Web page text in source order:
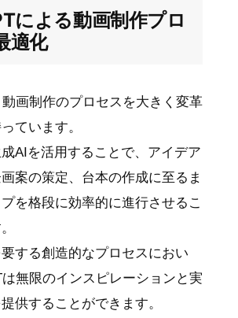
による動画制作プロ
適化
画制作のプロセスを大きく変革
ています。
AIを活用することで、アイデア
案の策定、台本の作成に至るま
を格段に効率的に進行させるこ
する創造的なプロセスにおい
無限のインスピレーションと実
供することができます。